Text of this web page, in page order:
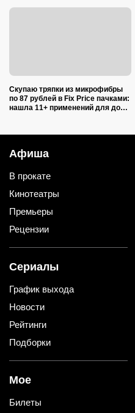
Скупаю тряпки из микрофибры
по 87 рублей в Fix Price пачками:
нашла 11+ применений для дома
Афиша
В прокате
Кинотеатры
Премьеры
Рецензии
Сериалы
График выхода
Новости
Рейтинги
Подборки
Мое
Билеты